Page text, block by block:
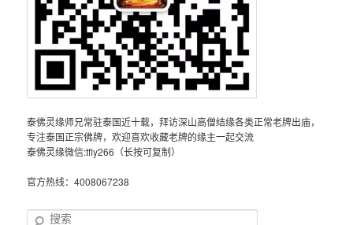
泰佛灵缘师兄常驻泰国近十载，拜访深山高僧结缘各类正常老牌出庙，
专注泰国正宗佛牌，欢迎喜欢收藏老牌的缘主一起交流
泰佛灵缘微信:tfly266（长按可复制）
官方热线：4008067238
搜